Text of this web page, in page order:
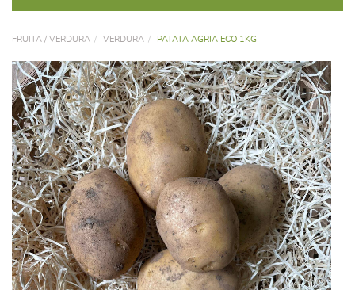
FRUITA / VERDURA VERDURA PATATA AGRIA ECO 1KG